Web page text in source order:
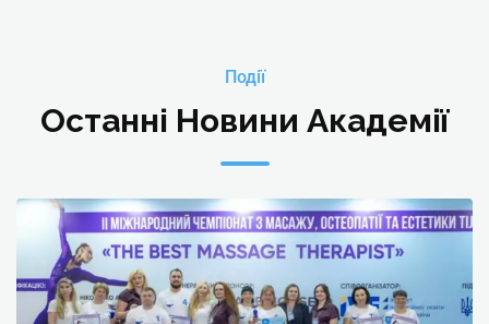
Події
Останні Новини Академії